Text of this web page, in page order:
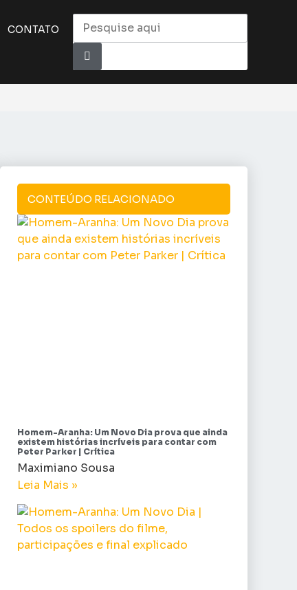
CONTATO
CONTEÚDO RELACIONADO
Homem-Aranha: Um Novo Dia prova que ainda
existem histórias incríveis para contar com
Peter Parker | Crítica
Maximiano Sousa
Leia Mais »